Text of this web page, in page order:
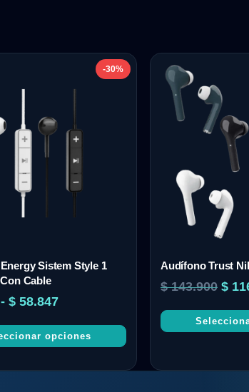
-30%
Sistem Style 1
Cable
- $58.847
opciones
Audífono Trust
$143.900 $